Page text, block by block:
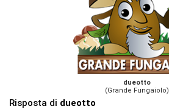
dueotto
(Grande Fungaiolo)
Risposta di dueotto